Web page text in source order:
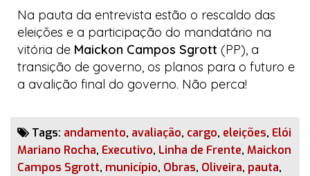
Na pauta da entrevista estão o rescaldo das
eleições e a participação do mandatário na
vitória de Maickon Campos Sgrott (PP), a
transição de governo, os planos para o futuro e
a avalição final do governo. Não perca!
Tags: andamento, avaliação, cargo, eleições, Elói
Mariano Rocha, Executivo, Linha de Frente, Maickon
Campos Sgrott, município, Obras, Oliveira, pauta,